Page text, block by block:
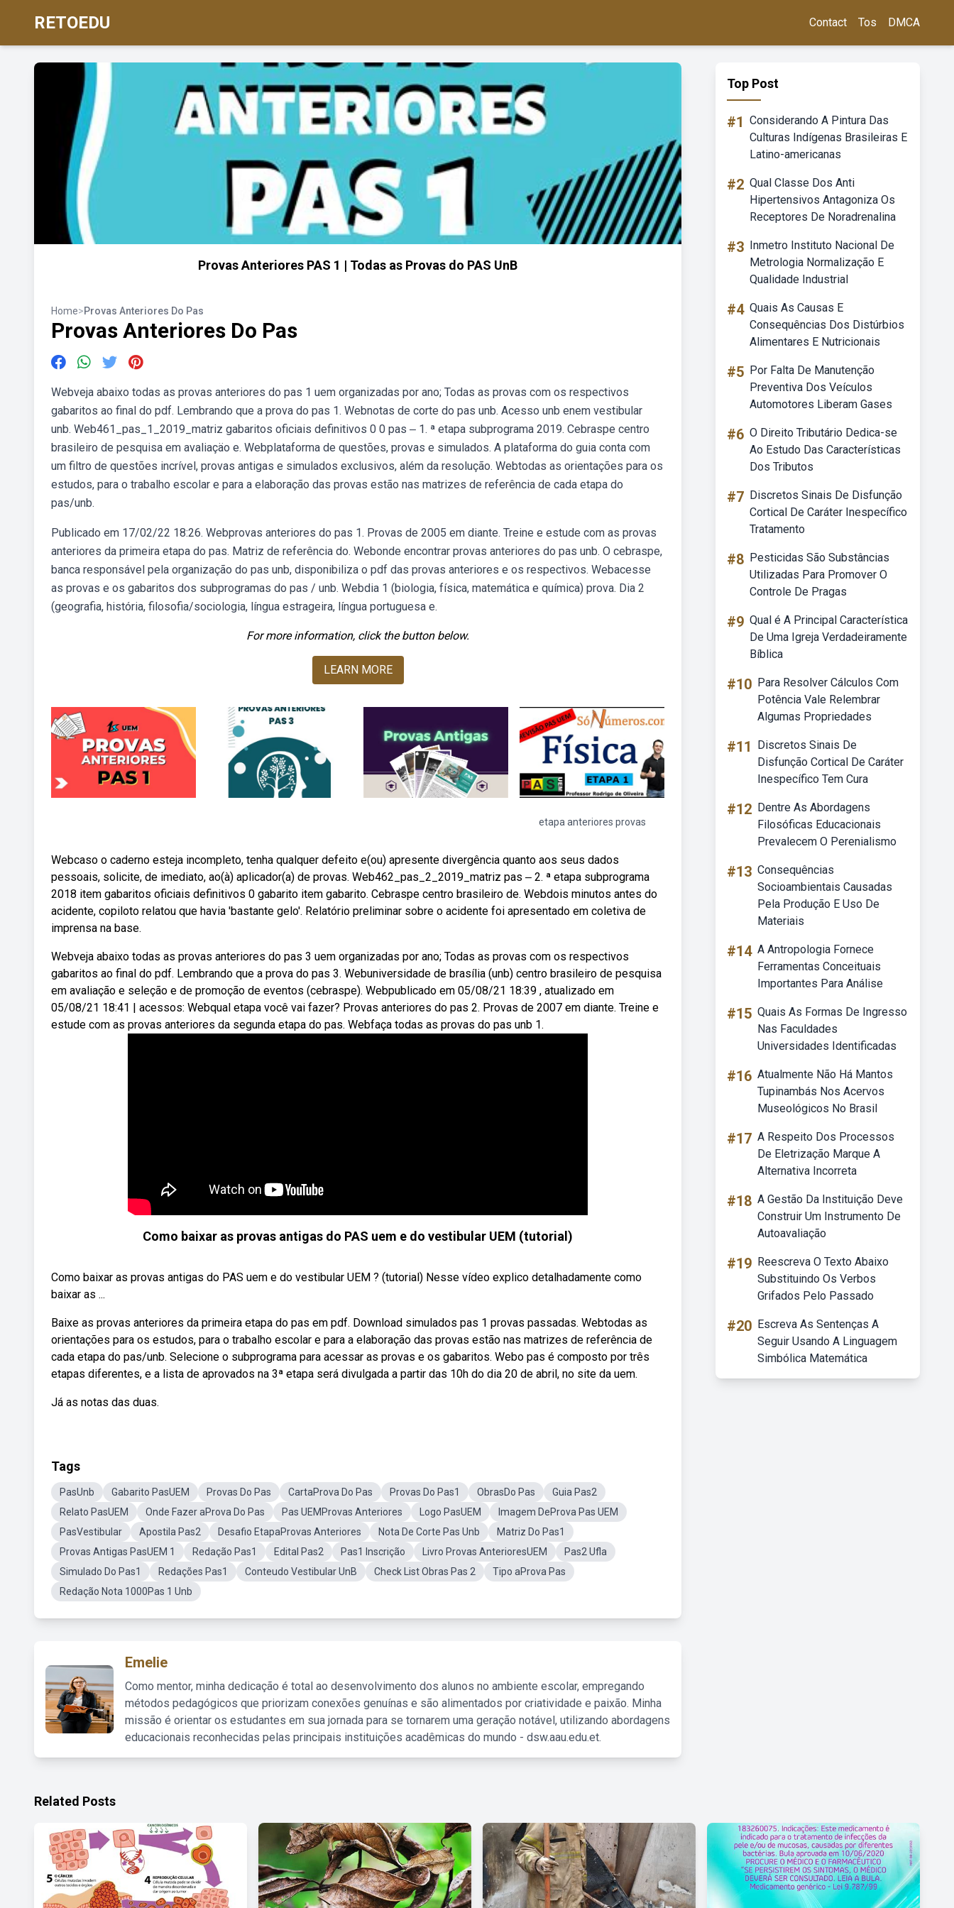
RETOEDU Contact Tos DMCA
Provas Anteriores PAS 1 | Todas as Provas do PAS UnB
Home>Provas Anteriores Do Pas
Provas Anteriores Do Pas
Webveja abaixo todas as provas anteriores do pas 1 uem organizadas por ano; Todas as provas com os respectivos
gabaritos ao final do pdf. Lembrando que a prova do pas 1. Webnotas de corte do pas unb. Acesso unb enem vestibular
unb. Web461_pas_1_2019_matriz gabaritos oficiais definitivos 0 0 pas ‒ 1. ª etapa subprograma 2019. Cebraspe centro
brasileiro de pesquisa em avaliaçäo e. Webplataforma de questões, provas e simulados. A plataforma do guia conta com
um filtro de questões incrível, provas antigas e simulados exclusivos, além da resolução. Webtodas as orientações para os
estudos, para o trabalho escolar e para a elaboração das provas estão nas matrizes de referência de cada etapa do
pas/unb.
Publicado em 17/02/22 18:26. Webprovas anteriores do pas 1. Provas de 2005 em diante. Treine e estude com as provas
anteriores da primeira etapa do pas. Matriz de referência do. Webonde encontrar provas anteriores do pas unb. O cebraspe,
banca responsável pela organização do pas unb, disponibiliza o pdf das provas anteriores e os respectivos. Webacesse
as provas e os gabaritos dos subprogramas do pas / unb. Webdia 1 (biologia, física, matemática e química) prova. Dia 2
(geografia, história, filosofia/sociologia, língua estrageira, língua portuguesa e.
For more information, click the button below.
LEARN MORE
etapa anteriores provas
Webcaso o caderno esteja incompleto, tenha qualquer defeito e(ou) apresente divergência quanto aos seus dados
pessoais, solicite, de imediato, ao(à) aplicador(a) de provas. Web462_pas_2_2019_matriz pas ‒ 2. ª etapa subprograma
2018 item gabaritos oficiais definitivos 0 gabarito item gabarito. Cebraspe centro brasileiro de. Webdois minutos antes do
acidente, copiloto relatou que havia 'bastante gelo'. Relatório preliminar sobre o acidente foi apresentado em coletiva de
imprensa na base.
Webveja abaixo todas as provas anteriores do pas 3 uem organizadas por ano; Todas as provas com os respectivos
gabaritos ao final do pdf. Lembrando que a prova do pas 3. Webuniversidade de brasília (unb) centro brasileiro de pesquisa
em avaliação e seleção e de promoção de eventos (cebraspe). Webpublicado em 05/08/21 18:39 , atualizado em
05/08/21 18:41 | acessos: Webqual etapa você vai fazer? Provas anteriores do pas 2. Provas de 2007 em diante. Treine e
estude com as provas anteriores da segunda etapa do pas. Webfaça todas as provas do pas unb 1.
Como baixar as provas antigas do PAS uem e do vestibular UEM (tutorial)
Como baixar as provas antigas do PAS uem e do vestibular UEM ? (tutorial) Nesse vídeo explico detalhadamente como
baixar as ...
Baixe as provas anteriores da primeira etapa do pas em pdf. Download simulados pas 1 provas passadas. Webtodas as
orientações para os estudos, para o trabalho escolar e para a elaboração das provas estão nas matrizes de referência de
cada etapa do pas/unb. Selecione o subprograma para acessar as provas e os gabaritos. Webo pas é composto por três
etapas diferentes, e a lista de aprovados na 3ª etapa será divulgada a partir das 10h do dia 20 de abril, no site da uem.
Já as notas das duas.
Tags
PasUnb Gabarito PasUEM Provas Do Pas CartaProva Do Pas Provas Do Pas1 ObrasDo Pas
Guia Pas2
Relato PasUEM
Onde Fazer aProva Do Pas Pas UEMProvas Anteriores Logo PasUEM
Imagem DeProva Pas UEM
PasVestibular
Apostila Pas2 Desafio EtapaProvas Anteriores Nota De Corte Pas Unb
Matriz Do Pas1
Provas Antigas PasUEM 1
Redação Pas1 Edital Pas2 Pas1 Inscrição Livro Provas AnterioresUEM
Pas2 Ufla
Simulado Do Pas1
Redações Pas1 Conteudo Vestibular UnB Check List Obras Pas 2
Tipo aProva Pas
Redação Nota 1000Pas 1 Unb
Emelie
Como mentor, minha dedicação é total ao desenvolvimento dos alunos no ambiente escolar, empregando
métodos pedagógicos que priorizam conexões genuínas e são alimentados por criatividade e paixão. Minha
missão é orientar os estudantes em sua jornada para se tornarem uma geração notável, utilizando abordagens
educacionais reconhecidas pelas principais instituições acadêmicas do mundo - dsw.aau.edu.et.
Top Post
#1 Considerando A Pintura Das
Culturas Indígenas Brasileiras E
Latino-americanas
#2 Qual Classe Dos Anti
Hipertensivos Antagoniza Os
Receptores De Noradrenalina
#3 Inmetro Instituto Nacional De
Metrologia Normalização E
Qualidade Industrial
#4 Quais As Causas E
Consequências Dos Distúrbios
Alimentares E Nutricionais
#5 Por Falta De Manutenção
Preventiva Dos Veículos
Automotores Liberam Gases
#6 O Direito Tributário Dedica-se
Ao Estudo Das Características
Dos Tributos
#7 Discretos Sinais De Disfunção
Cortical De Caráter Inespecífico
Tratamento
#8 Pesticidas São Substâncias
Utilizadas Para Promover O
Controle De Pragas
#9 Qual é A Principal Característica
De Uma Igreja Verdadeiramente
Bíblica
#10 Para Resolver Cálculos Com
Potência Vale Relembrar
Algumas Propriedades
#11
Discretos Sinais De
Disfunção Cortical De Caráter
Inespecífico Tem Cura
#12 Dentre As Abordagens
Filosóficas Educacionais
Prevalecem O Perenialismo
#13 Consequências
Socioambientais Causadas
Pela Produção E Uso De
Materiais
#14 A Antropologia Fornece
Ferramentas Conceituais
Importantes Para Análise
#15 Quais As Formas De Ingresso
Nas Faculdades
Universidades Identificadas
#16 Atualmente Não Há Mantos
Tupinambás Nos Acervos
Museológicos No Brasil
#17 A Respeito Dos Processos
De Eletrização Marque A
Alternativa Incorreta
#18 A Gestão Da Instituição Deve
Construir Um Instrumento De
Autoavaliação
#19 Reescreva O Texto Abaixo
Substituindo Os Verbos
Grifados Pelo Passado
#20 Escreva As Sentenças A
Seguir Usando A Linguagem
Simbólica Matemática
Related Posts